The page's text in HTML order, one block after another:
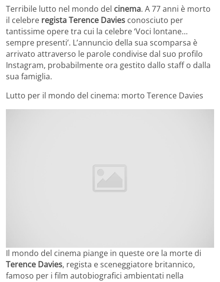
Terribile lutto nel mondo del cinema. A 77 anni è morto
il celebre regista Terence Davies conosciuto per
tantissime opere tra cui la celebre ‘Voci lontane…
sempre presenti’. L’annuncio della sua scomparsa è
arrivato attraverso le parole condivise dal suo profilo
Instagram, probabilmente ora gestito dallo staff o dalla
sua famiglia.
Lutto per il mondo del cinema: morto Terence Davies
Il mondo del cinema piange in queste ore la morte di
Terence Davies, regista e sceneggiatore britannico,
famoso per i film autobiografici ambientati nella